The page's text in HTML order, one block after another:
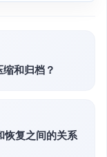
和归档？
恢复之间的关系